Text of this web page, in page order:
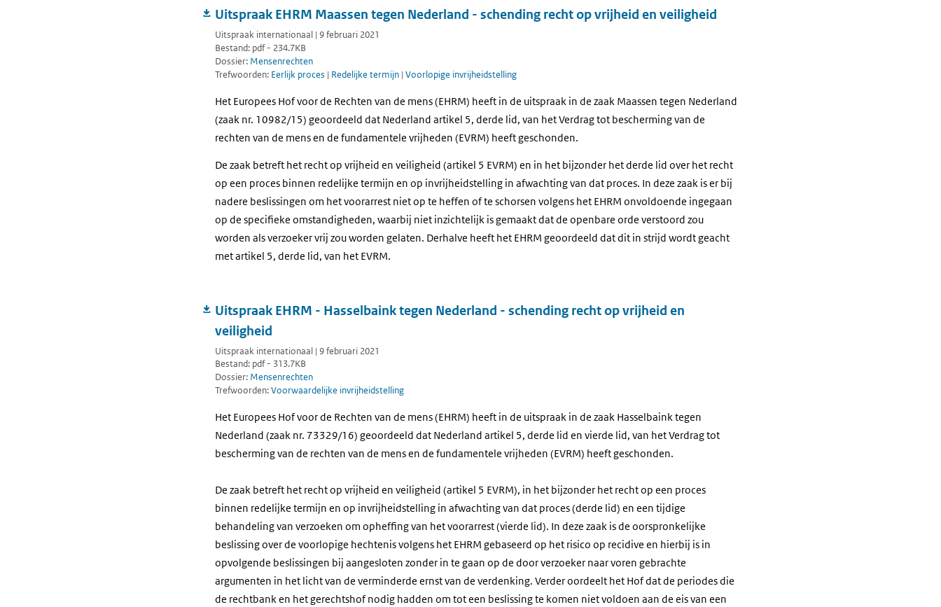
Uitspraak EHRM Maassen tegen Nederland - schending recht op vrijheid en veiligheid
Uitspraak internationaal | 9 februari 2021
Bestand: pdf - 234.7KB
Dossier: Mensenrechten
Trefwoorden: Eerlijk proces | Redelijke termijn | Voorlopige invrijheidstelling
Het Europees Hof voor de Rechten van de mens (EHRM) heeft in de uitspraak in de zaak Maassen tegen Nederland
(zaak nr. 10982/15) geoordeeld dat Nederland artikel 5, derde lid, van het Verdrag tot bescherming van de
rechten van de mens en de fundamentele vrijheden (EVRM) heeft geschonden.
De zaak betreft het recht op vrijheid en veiligheid (artikel 5 EVRM) en in het bijzonder het derde lid over het recht
op een proces binnen redelijke termijn en op invrijheidstelling in afwachting van dat proces. In deze zaak is er bij
nadere beslissingen om het voorarrest niet op te heffen of te schorsen volgens het EHRM onvoldoende ingegaan
op de specifieke omstandigheden, waarbij niet inzichtelijk is gemaakt dat de openbare orde verstoord zou
worden als verzoeker vrij zou worden gelaten. Derhalve heeft het EHRM geoordeeld dat dit in strijd wordt geacht
met artikel 5, derde lid, van het EVRM.
Uitspraak EHRM - Hasselbaink tegen Nederland - schending recht op vrijheid en
veiligheid
Uitspraak internationaal | 9 februari 2021
Bestand: pdf - 313.7KB
Dossier: Mensenrechten
Trefwoorden:Voorwaardelijke invrijheidstelling
Het Europees Hof voor de Rechten van de mens (EHRM) heeft in de uitspraak in de zaak Hasselbaink tegen
Nederland (zaak nr. 73329/16) geoordeeld dat Nederland artikel 5, derde lid en vierde lid, van het Verdrag tot
bescherming van de rechten van de mens en de fundamentele vrijheden (EVRM) heeft geschonden.
De zaak betreft het recht op vrijheid en veiligheid (artikel 5 EVRM), in het bijzonder het recht op een proces
binnen redelijke termijn en op invrijheidstelling in afwachting van dat proces (derde lid) en een tijdige
behandeling van verzoeken om opheffing van het voorarrest (vierde lid). In deze zaak is de oorspronkelijke
beslissing over de voorlopige hechtenis volgens het EHRM gebaseerd op het risico op recidive en hierbij is in
opvolgende beslissingen bij aangesloten zonder in te gaan op de door verzoeker naar voren gebrachte
argumenten in het licht van de verminderde ernst van de verdenking. Verder oordeelt het Hof dat de periodes die
de rechtbank en het gerechtshof nodig hadden om tot een beslissing te komen niet voldoen aan de eis van een